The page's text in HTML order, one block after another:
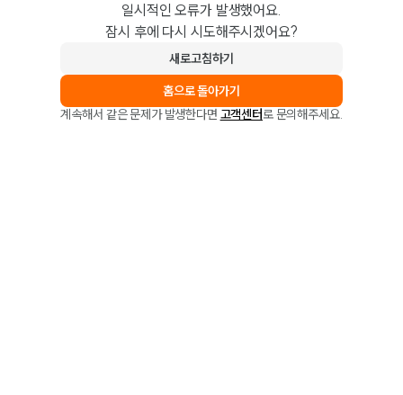
일시적인 오류가 발생했어요.
잠시 후에 다시 시도해주시겠어요?
새로고침하기
홈으로 돌아가기
계속해서 같은 문제가 발생한다면 고객센터로 문의해주세요.